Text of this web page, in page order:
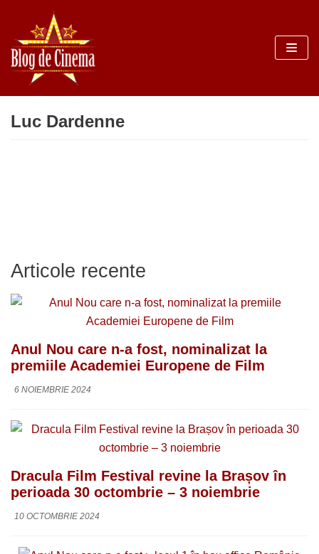
Sari
la
conținut
Luc Dardenne
Articole recente
Anul Nou care n-a fost, nominalizat la
premiile Academiei Europene de Film
6 NOIEMBRIE 2024
Dracula Film Festival revine la Brașov în
perioada 30 octombrie – 3 noiembrie
10 OCTOMBRIE 2024